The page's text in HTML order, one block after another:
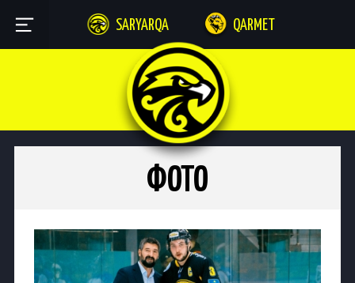
SARYARQA QARMET
ФОТО